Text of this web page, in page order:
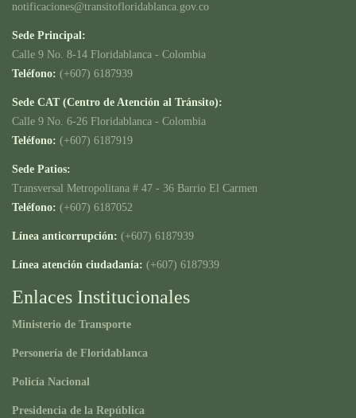
notificaciones@transitofloridablanca.gov.co
Sede Principal:
Calle 9 No. 8-14 Floridablanca - Colombia
Teléfono: (+607) 6187939
Sede CAT (Centro de Atención al Tránsito):
Calle 9 No. 6-26 Floridablanca - Colombia
Teléfono: (+607) 6187919
Sede Patios:
Transversal Metropolitana # 47 - 36 Barrio El Carmen
Teléfono: (+607) 6187052
Línea anticorrupción: (+607) 6187939
Línea atención ciudadanía: (+607) 6187939
Enlaces Institucionales
Ministerio de Transporte
Personería de Floridablanca
Policía Nacional
Presidencia de la República